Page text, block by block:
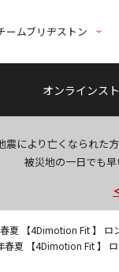
ームブリヂストン
オンラインス
震により亡くなられた
被災地の一日でも
夏 【4Dimotion Fit 】 ロ
春夏 【4Dimotion Fit 】